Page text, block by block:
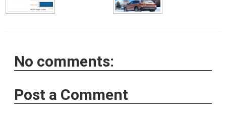
No comments:
Post a Comment